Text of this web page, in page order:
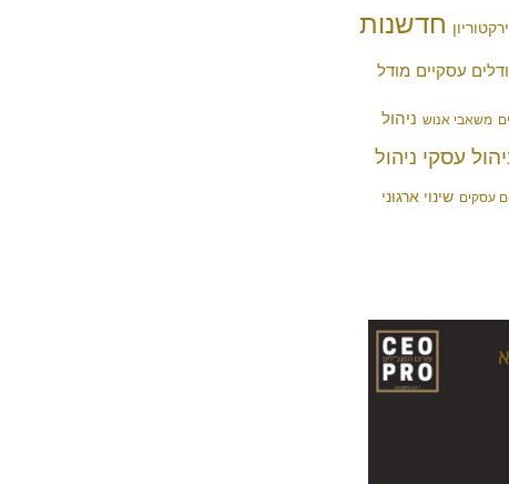
חדשנות
עסקיים מודל
משאבי אנוש ניהול
עסקי ניהול
עסקים שינוי ארגוני